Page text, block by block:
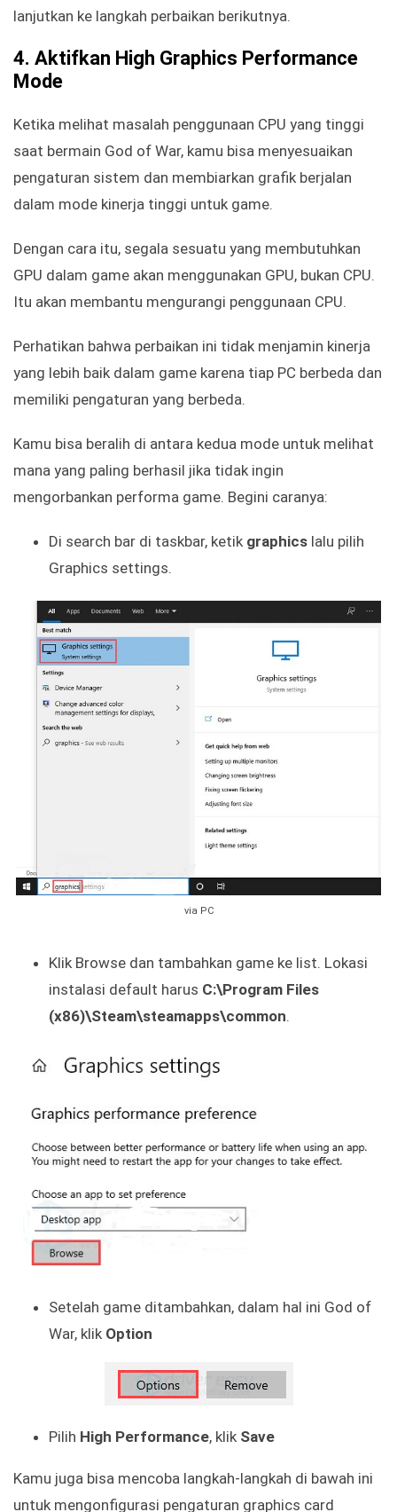
lanjutkan ke langkah perbaikan berikutnya.
4. Aktifkan High Graphics Performance
Mode
Ketika melihat masalah penggunaan CPU yang tinggi
saat bermain God of War, kamu bisa menyesuaikan
pengaturan sistem dan membiarkan grafik berjalan
dalam mode kinerja tinggi untuk game.
Dengan cara itu, segala sesuatu yang membutuhkan
GPU dalam game akan menggunakan GPU, bukan CPU.
Itu akan membantu mengurangi penggunaan CPU.
Perhatikan bahwa perbaikan ini tidak menjamin kinerja
yang lebih baik dalam game karena tiap PC berbeda dan
memiliki pengaturan yang berbeda.
Kamu bisa beralih di antara kedua mode untuk melihat
mana yang paling berhasil jika tidak ingin
mengorbankan performa game. Begini caranya:
Di search bar di taskbar, ketik graphics lalu pilih
Graphics settings.
via PC
Klik Browse dan tambahkan game ke list. Lokasi
instalasi default harus C:\Program Files
(x86)\Steam\steamapps\common.
Setelah game ditambahkan, dalam hal ini God of
War, klik Option
Pilih High Performance, klik Save
Kamu juga bisa mencoba langkah-langkah di bawah ini
untuk mengonfigurasi pengaturan graphics card